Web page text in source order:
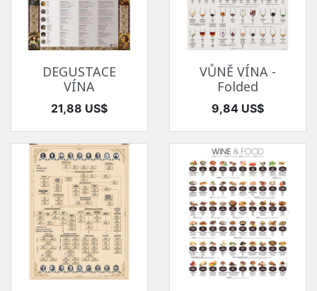
DEGUSTACE
VÍNA
Cena
21,88 US$
VŮNĚ VÍNA -
Folded
Cena
9,84 US$